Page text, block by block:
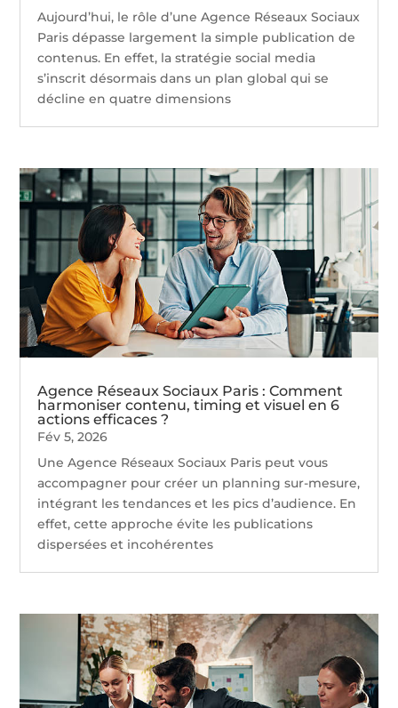
Aujourd’hui, le rôle d’une Agence Réseaux Sociaux
Paris dépasse largement la simple publication de
contenus. En effet, la stratégie social media
s’inscrit désormais dans un plan global qui se
décline en quatre dimensions
Agence Réseaux Sociaux Paris : Comment
harmoniser contenu, timing et visuel en 6
actions efficaces ?
Fév 5, 2026
Une Agence Réseaux Sociaux Paris peut vous
accompagner pour créer un planning sur-mesure,
intégrant les tendances et les pics d’audience. En
effet, cette approche évite les publications
dispersées et incohérentes